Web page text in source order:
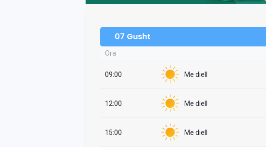
07 Gusht
Ora
09:00 Me diell
12:00 Me diell
15:00 Me diell